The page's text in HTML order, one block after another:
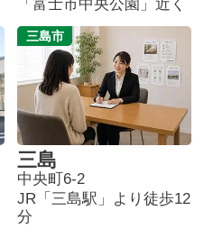
「富士市中央公園」近く
三島市
三島
中央町6-2
JR「三島駅」より徒歩12
分